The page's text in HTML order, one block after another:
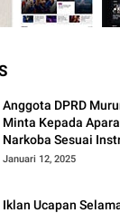
Anggota DPRD
Minta Kepada Aparat Berantas judi dan
Narkoba Sesuai
Januari 12, 2025
Iklan Ucapan